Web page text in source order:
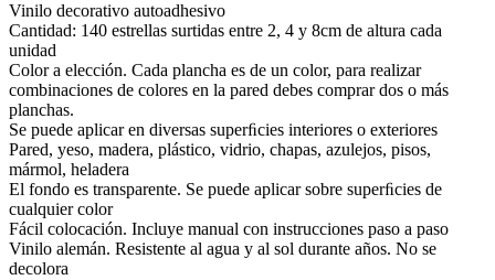
Vinilo decorativo autoadhesivo
Cantidad: 140 estrellas surtidas entre 2, 4 y 8cm de altura cada
unidad
Color a elección. Cada plancha es de un color, para realizar
combinaciones de colores en la pared debes comprar dos o más
planchas.
Se puede aplicar en diversas superﬁcies interiores o exteriores
Pared, yeso, madera, plástico, vidrio, chapas, azulejos, pisos,
mármol, heladera
El fondo es transparente. Se puede aplicar sobre superﬁcies de
cualquier color
Fácil colocación. Incluye manual con instrucciones paso a paso
Vinilo alemán. Resistente al agua y al sol durante años. No se
decolora